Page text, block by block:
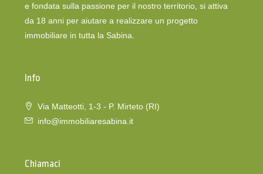
e fondata sulla passione per il nostro territorio, si attiva
da 18 anni per aiutare a realizzare un progetto
immobiliare in tutta la Sabina.
Info
Via Matteotti, 1-3 - P. Mirteto (RI)
info@immobiliaresabina.it
Chiamaci